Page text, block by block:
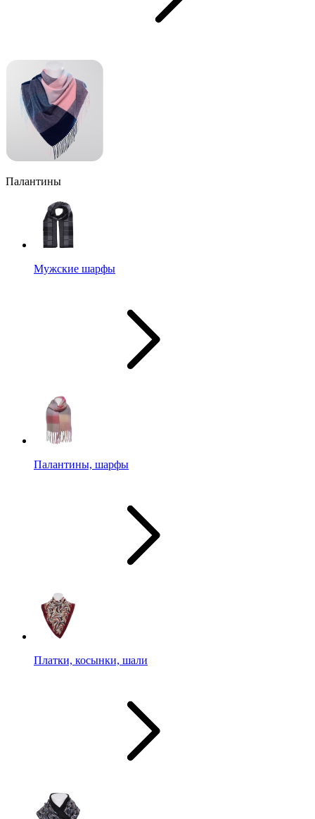
Палантины
Мужские шарфы
Палантины, шарфы
Платки, косынки, шали